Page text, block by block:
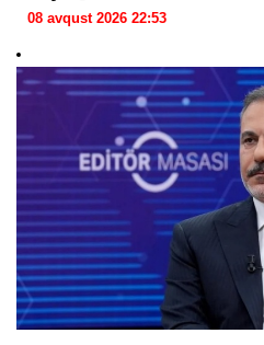
08 avqust 2026 22:53